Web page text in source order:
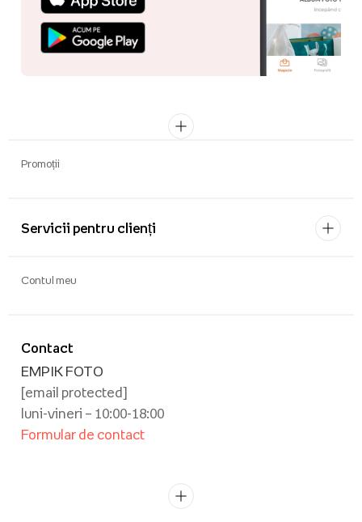
Promoții
Servicii pentru clienți
Contact
EMPIK FOTO
[email protected]
luni-vineri – 10:00-18:00
Formular de contact
Contul meu